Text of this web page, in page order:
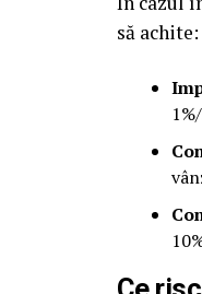
să achite: